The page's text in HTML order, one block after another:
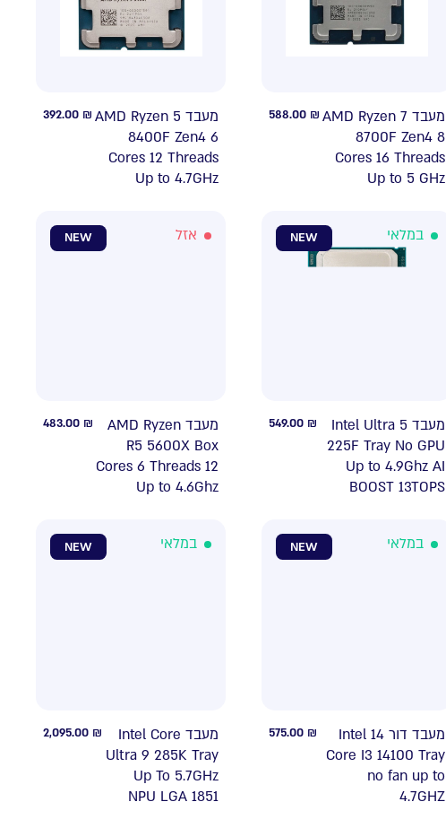
מעבד AMD Ryzen 7
8700F Zen4 8
Cores 16 Threads
Up to 5 GHz
588.00 ₪
מעבד AMD Ryzen 5
8400F Zen4 6
Cores 12 Threads
Up to 4.7GHz
392.00 ₪
NEW במלאי
מעבד Intel Ultra 5
225F Tray No GPU
Up to 4.9Ghz AI
BOOST 13TOPS
549.00 ₪
NEW אזל
מעבד AMD Ryzen
R5 5600X Box
Cores 6 Threads 12
Up to 4.6Ghz
483.00 ₪
NEW במלאי
מעבד דור 14 Intel
Core I3 14100 Tray
no fan up to
4.7GHZ
575.00 ₪
NEW במלאי
מעבד Intel Core
Ultra 9 285K Tray
Up To 5.7GHz
NPU LGA 1851
2,095.00 ₪